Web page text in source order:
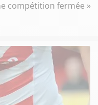
compétition fermée »